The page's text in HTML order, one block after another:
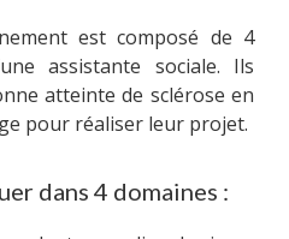
est composé de 4
assistante sociale. Ils
atteinte de sclérose en
pour réaliser leur projet.
dans 4 domaines :